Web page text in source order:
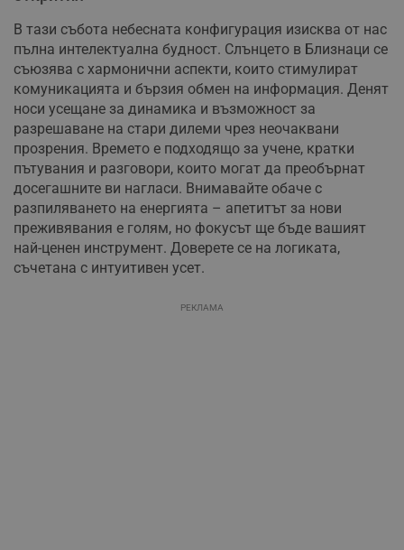
В тази събота небесната конфигурация изисква от нас
пълна интелектуална будност. Слънцето в Близнаци се
съюзява с хармонични аспекти, които стимулират
комуникацията и бързия обмен на информация. Денят
носи усещане за динамика и възможност за
разрешаване на стари дилеми чрез неочаквани
прозрения. Времето е подходящо за учене, кратки
пътувания и разговори, които могат да преобърнат
досегашните ви нагласи. Внимавайте обаче с
разпиляването на енергията – апетитът за нови
преживявания е голям, но фокусът ще бъде вашият
най-ценен инструмент. Доверете се на логиката,
съчетана с интуитивен усет.
РЕКЛАМА